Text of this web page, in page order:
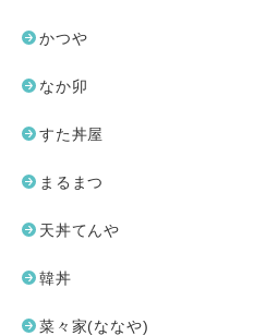
かつや
なか卯
すた丼屋
まるまつ
天丼てんや
韓丼
菜々家(ななや)